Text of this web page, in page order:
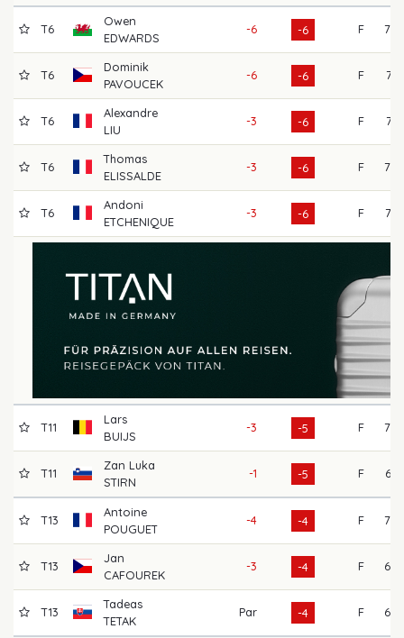
T6
Owen
EDWARDS
-6 -6 F 70
T6
Dominik
PAVOUCEK
-6 -6 F 71
T6
Alexandre
LIU
-3 -6 F 71
T6
Thomas
ELISSALDE
-3 -6 F 70
T6
Andoni
ETCHENIQUE
-3 -6 F 72
T11
Lars
BUIJS
-3 -5 F 70
T11
Zan Luka
STIRN
-1 -5 F 66
T13
Antoine
POUGUET
-4 -4 F 70
T13
Jan
CAFOUREK
-3 -4 F 68
T13
Tadeas
TETAK
Par -4 F 68